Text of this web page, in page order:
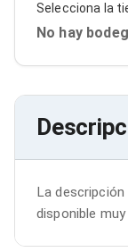
Adaptadores PC
Adaptadores PC
Adaptadores PC
Adaptadores
Adaptadores
Adaptadores
Divisores de
Adaptadores
Adaptadores
Repetidores USB
Adaptadores
Selecciona la
No hay
La
disponible